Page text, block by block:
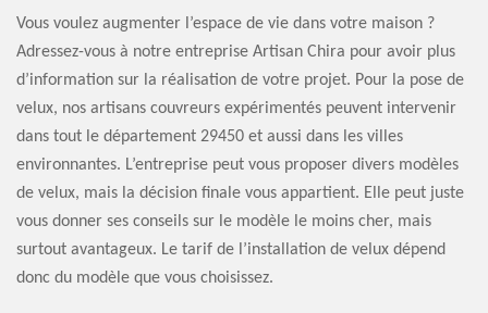
Vous voulez augmenter l’espace de vie dans votre maison ?
Adressez-vous à notre entreprise Artisan Chira pour avoir plus
d’information sur la réalisation de votre projet. Pour la pose de
velux, nos artisans couvreurs expérimentés peuvent intervenir
dans tout le département 29450 et aussi dans les villes
environnantes. L’entreprise peut vous proposer divers modèles
de velux, mais la décision finale vous appartient. Elle peut juste
vous donner ses conseils sur le modèle le moins cher, mais
surtout avantageux. Le tarif de l’installation de velux dépend
donc du modèle que vous choisissez.